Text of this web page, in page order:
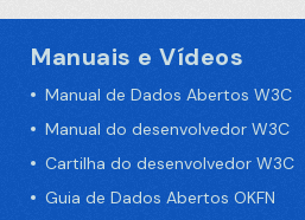
Manuais e Vídeos
Manual de Dados Abertos W3C
Manual do desenvolvedor W3C
Cartilha do desenvolvedor W3C
Guia de Dados Abertos OKFN